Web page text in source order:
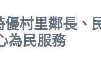
優村里鄰長、
為民服務